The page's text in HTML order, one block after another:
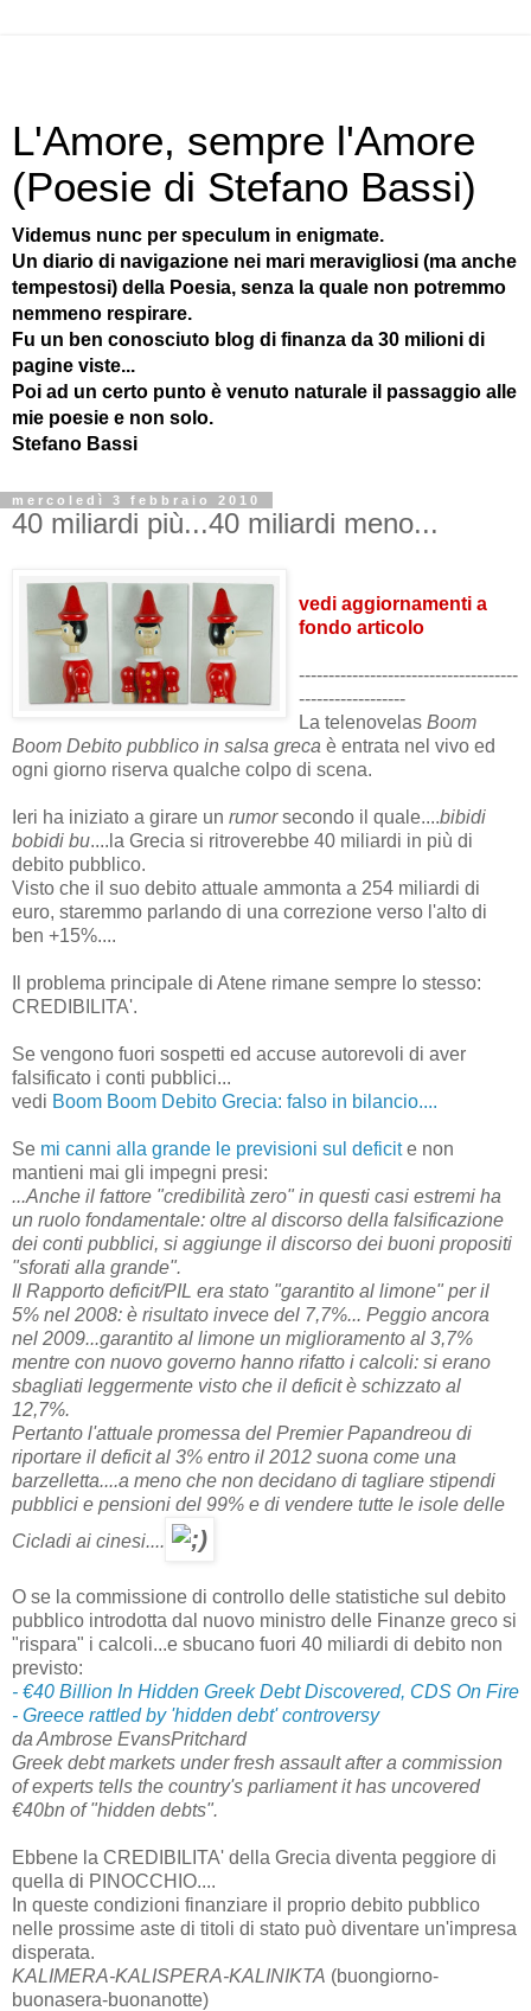
L'Amore, sempre l'Amore
(Poesie di Stefano Bassi)
Videmus nunc per speculum in enigmate.
Un diario di navigazione nei mari meravigliosi (ma anche
tempestosi) della Poesia, senza la quale non potremmo
nemmeno respirare.
Fu un ben conosciuto blog di finanza da 30 milioni di
pagine viste...
Poi ad un certo punto è venuto naturale il passaggio alle
mie poesie e non solo.
Stefano Bassi
mercoledì 3 febbraio 2010
40 miliardi più...40 miliardi meno...
vedi aggiornamenti a
fondo articolo
-------------------------------------
------------------
La telenovelas Boom
Boom Debito pubblico in salsa greca è entrata nel vivo ed
ogni giorno riserva qualche colpo di scena.
Ieri ha iniziato a girare un rumorsecondo il quale....bibidi
bobidi bu....la Grecia si ritroverebbe 40 miliardi in più di
debito pubblico.
Visto che il suo debito attuale ammonta a 254 miliardi di
euro, staremmo parlando di una correzione verso l'alto di
ben +15%....
Il problema principale di Atene rimane sempre lo stesso:
CREDIBILITA'.
Se vengono fuori sospetti ed accuse autorevoli di aver
falsificato i conti pubblici...
vedi Boom Boom Debito Grecia: falso in bilancio....
Se mi canni alla grande le previsioni sul deficite non
mantieni mai gli impegni presi:
...Anche il fattore "credibilità zero" in questi casi estremi ha
un ruolo fondamentale: oltre al discorso della falsificazione
dei conti pubblici, si aggiunge il discorso dei buoni propositi
"sforati alla grande".
Il Rapporto deficit/PIL era stato "garantito al limone" per il
5% nel 2008: è risultato invece del 7,7%... Peggio ancora
nel 2009...garantito al limone un miglioramento al 3,7%
mentre con nuovo governo hanno rifatto i calcoli: si erano
sbagliati leggermente visto che il deficit è schizzato al
12,7%.
Pertanto l'attuale promessa del Premier Papandreou di
riportare il deficit al 3% entro il 2012 suona come una
barzelletta....a meno che non decidano di tagliare stipendi
pubblici e pensioni del 99% e di vendere tutte le isole delle
Cicladi ai cinesi....
O se la commissione di controllo delle statistiche sul debito
pubblico introdotta dal nuovo ministro delle Finanze greco si
"rispara" i calcoli...e sbucano fuori 40 miliardi di debito non
previsto:
- €40 Billion In Hidden Greek Debt Discovered, CDS On Fire
- Greece rattled by 'hidden debt' controversy
da Ambrose EvansPritchard
Greek debt markets under fresh assault after a commission
of experts tells the country's parliament it has uncovered
€40bn of "hidden debts".
Ebbene la CREDIBILITA' della Grecia diventa peggiore di
quella di PINOCCHIO....
In queste condizioni finanziare il proprio debito pubblico
nelle prossime aste di titoli di stato può diventare un'impresa
disperata.
KALIMERA-KALISPERA-KALINIKTA (buongiorno-
buonasera-buonanotte)